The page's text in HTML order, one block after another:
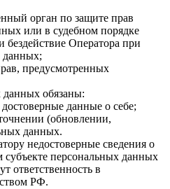
орган по защите прав
или в судебном порядке
бездействие Оператора при
данных;
предусмотренных
обязаны:
данные о себе;
(обновлении,
данных.
недостоверные сведения о
субъекте персональных данных
ответственность в
РФ.